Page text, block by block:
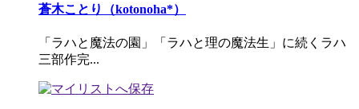
蒼木ことり（kotonoha*）
「ラハと魔法の園」「ラハと理の魔法生」に続くラハ
三部作完...